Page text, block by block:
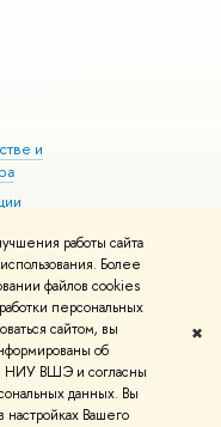
работы сайта
Более
файлов cookies
персональных
сайтом, вы
об
НИУ ВШЭ и согласны
данных. Вы
Вашего
✖
и
Условия использования
Карта сайта
вШколе дизайна НИУ ВШЭ